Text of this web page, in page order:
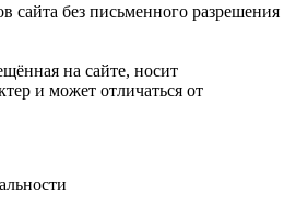
сайта без письменного разрешения
на сайте, носит
и может отличаться от